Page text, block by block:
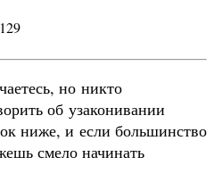
129
но никто
об узаконивании
ниже, и если большинство
смело начинать